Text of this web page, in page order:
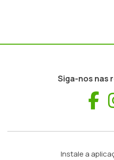
Siga-nos nas
Instale a